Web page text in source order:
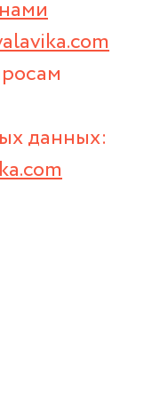
данных: